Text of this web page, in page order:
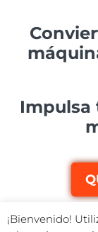
Impulsa
¡Bienvenido!